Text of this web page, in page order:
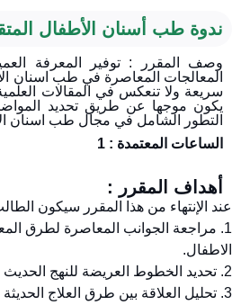
ندوة طب أسنان الأطفال
وصف المقرر : توفير المعرفة
المعالجات المعاصرة في طب اسنان
سريعة ولا تنعكس في المقالات
يكون موجها عن طريق تحديد
التطور الشامل في مجال طب اسنان
الساعات المعتمدة : 1
أهداف المقرر :
عند الإنتهاء من هذا المقرر سيكون
1. مراجعة الجوانب المعاصرة لطرق
الاطفال.
2. تحديد الخطوط العريضة للنهج الحديث فى طب اسنان الاطفال.
3. تحليل العلاقة بين طرق العلاج